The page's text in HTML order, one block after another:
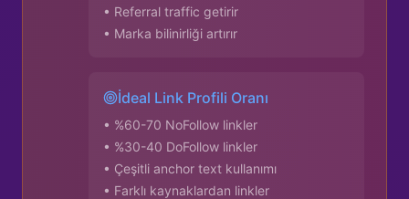
• Referral traffic getirir
• Marka bilinirliği artırır
İdeal Link Profili Oranı
• %60-70 NoFollow linkler
• %30-40 DoFollow linkler
• Çeşitli anchor text kullanımı
• Farklı kaynaklardan linkler